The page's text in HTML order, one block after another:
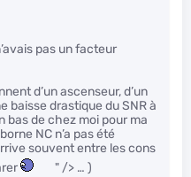
pas un facteur
d’un ascenseur, d’un
baisse drastique du SNR à
bas de chez moi pour ma
NC n’a pas été
souvent entre les cons
" /> … )